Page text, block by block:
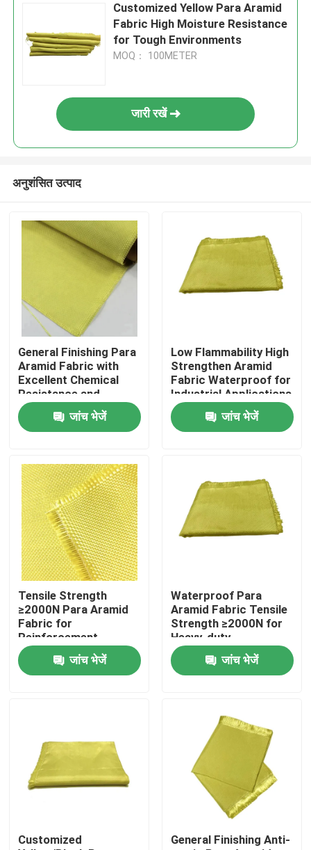
उत्पादों
वीडियो
हमारे बारे में
कारखाना भ्रमण
गुणवत्ता नियंत्रण
एक उद्धरण का अनुरोध करें
पैरा Aramid फ़ैब्रिक
Customized Yellow Para Aramid
Fabric High Moisture Resistance
for Tough Environments
MOQ： 100METER
जारी रखें
अनुशंसित उत्पाद
General Finishing Para
Aramid Fabric with
Excellent Chemical
Resistance and
Tensile Strength
≥2000N
जांच भेजें
Low Flammability High
Strengthen Aramid
Fabric Waterproof for
Industrial Applications
जांच भेजें
Tensile Strength
≥2000N Para Aramid
Fabric for
Reinforcement
Materials Conventional
Pattern
जांच भेजें
Waterproof Para
Aramid Fabric Tensile
Strength ≥2000N for
Heavy-duty
Performance and
Durability जांच भेजें
Customized
General Finishing Anti-